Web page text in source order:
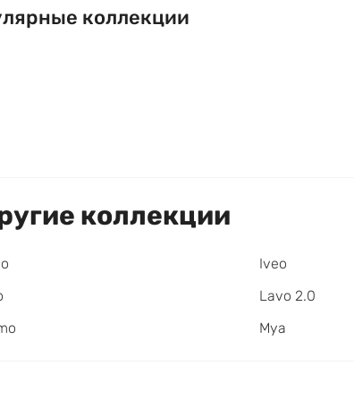
коллекции
коллекции
Iveo
Lavo 2.0
Mya